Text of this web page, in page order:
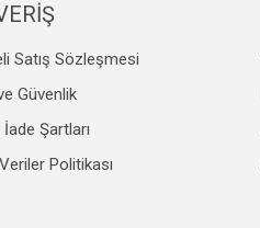
Satış Sözleşmesi
Güvenlik
Şartları
Politikası